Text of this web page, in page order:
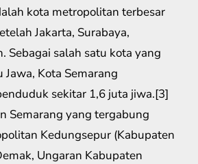
kota metropolitan terbesar
Jakarta, Surabaya,
Sebagai salah satu kota yang
Kota Semarang
sekitar 1,6 juta jiwa.[3]
Semarang yang tergabung
Kedungsepur (Kabupaten
Ungaran Kabupaten